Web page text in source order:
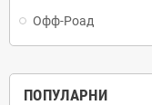
Офф-Роад
ПОПУЛАРНИ